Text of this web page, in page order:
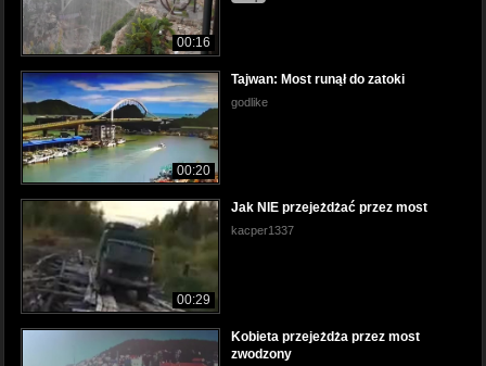
00:16
00:20
Tajwan: Most runął do zatoki
godlike
00:29
Jak NIE przejeżdżać przez most
kacper1337
Kobieta przejeżdża przez most
zwodzony